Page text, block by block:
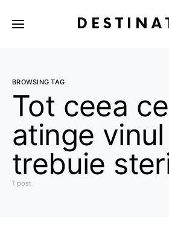
BROWSING TAG
Tot ceea
atinge vinul
trebuie
1 post